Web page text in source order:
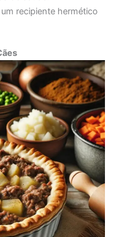
recipiente hermético